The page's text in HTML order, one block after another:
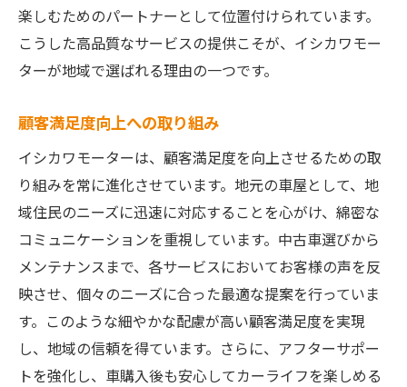
楽しむためのパートナーとして位置付けられています。
こうした高品質なサービスの提供こそが、イシカワモー
ターが地域で選ばれる理由の一つです。
顧客満足度向上への取り組み
イシカワモーターは、顧客満足度を向上させるための取
り組みを常に進化させています。地元の車屋として、地
域住民のニーズに迅速に対応することを心がけ、綿密な
コミュニケーションを重視しています。中古車選びから
メンテナンスまで、各サービスにおいてお客様の声を反
映させ、個々のニーズに合った最適な提案を行っていま
す。このような細やかな配慮が高い顧客満足度を実現
し、地域の信頼を得ています。さらに、アフターサポー
トを強化し、車購入後も安心してカーライフを楽しめる